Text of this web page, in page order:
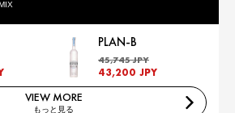
PLAN-B
45,745 JPY
43,200 JPY
VIEW MORE
もっと見る